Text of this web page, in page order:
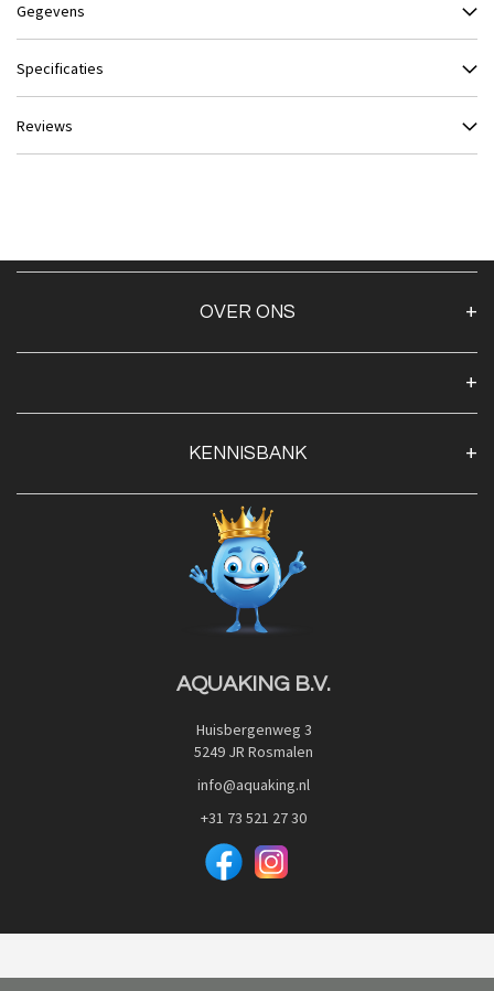
Gegevens
Specificaties
Reviews
OVER ONS
Openingstijden
Contact
Privacy Policy
Veilig betalen met:
KENNISBANK
Blog
Advies
Red Label Filter Series
Nishikigoi-Ô
JPD Japan Pet Design
AQUAKING B.V.
Huisbergenweg 3
5249 JR Rosmalen
info@aquaking.nl
+31 73 521 27 30